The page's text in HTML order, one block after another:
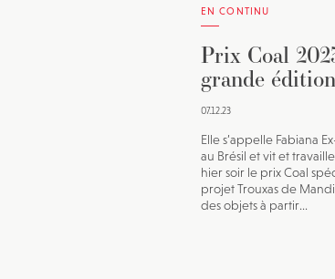
EN CONTINU
Prix Coal
grande édition
07.12.23
Elle s’appelle Fabiana
au Brésil et vit et
hier soir le prix Coal
projet Trouxas de
des objets à partir...